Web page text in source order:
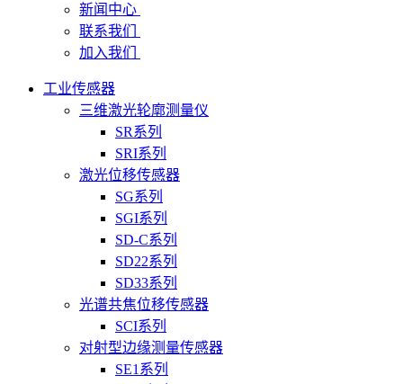
新闻中心
联系我们
加入我们
工业传感器
三维激光轮廓测量仪
SR系列
SRI系列
激光位移传感器
SG系列
SGI系列
SD-C系列
SD22系列
SD33系列
光谱共焦位移传感器
SCI系列
对射型边缘测量传感器
SE1系列